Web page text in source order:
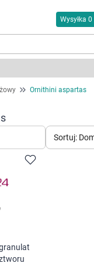
plików cookies w celu
Wysyłka 0
Ornithini aspartas
Sortuj: